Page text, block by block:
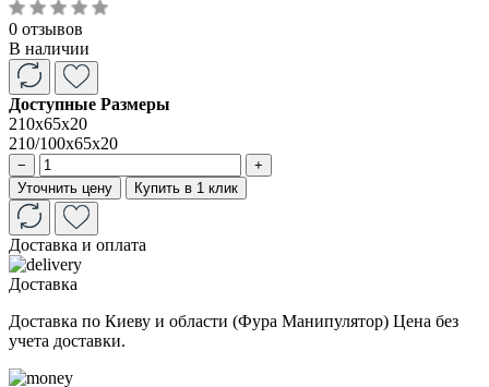
0 отзывов
В наличии
Доступные Размеры
210x65x20
210/100x65x20
−
+
Уточнить цену
Купить в 1 клик
Доставка и оплата
Доставка
Доставка по Киеву и области (Фура Манипулятор) Цена без
учета доставки.